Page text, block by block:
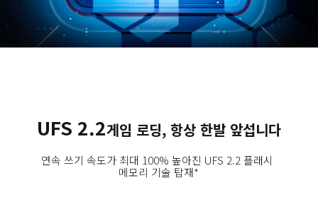
UFS 2.2게임 로딩, 항상 한발 앞섭니다
연속 쓰기 속도가 최대 100% 높아진 UFS 2.2 플래시
메모리 기술 탑재*